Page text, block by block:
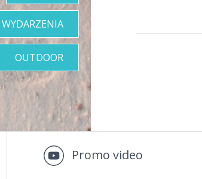
WYDARZENIA
OUTDOOR
Promo video